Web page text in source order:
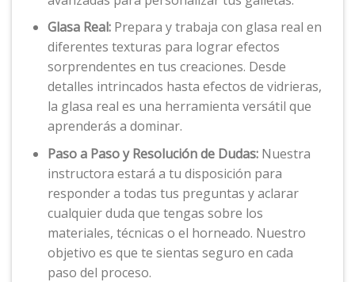
Glasa Real:Prepara y trabaja con glasa real en
diferentes texturas para lograr efectos
sorprendentes en tus creaciones. Desde
detalles intrincados hasta efectos de vidrieras,
la glasa real es una herramienta versátil que
aprenderás a dominar.
Paso a Paso y Resolución de Dudas:Nuestra
instructora estará a tu disposición para
responder a todas tus preguntas y aclarar
cualquier duda que tengas sobre los
materiales, técnicas o el horneado. Nuestro
objetivo es que te sientas seguro en cada
paso del proceso.